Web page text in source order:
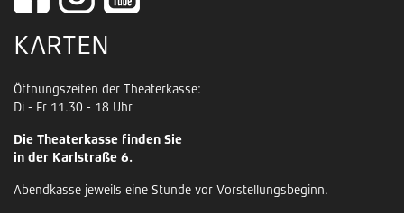
KARTEN
Öffnungszeiten der Theaterkasse:
Di - Fr 11.30 - 18 Uhr
Die Theaterkasse finden Sie
in der Karlstraße 6.
Abendkasse jeweils eine Stunde vor Vorstellungsbeginn.